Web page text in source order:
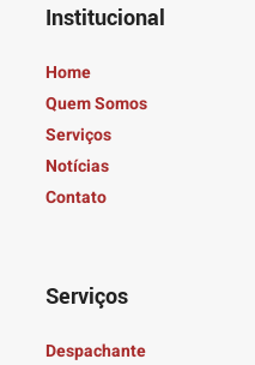
Institucional
Home
Quem Somos
Serviços
Notícias
Contato
Serviços
Despachante